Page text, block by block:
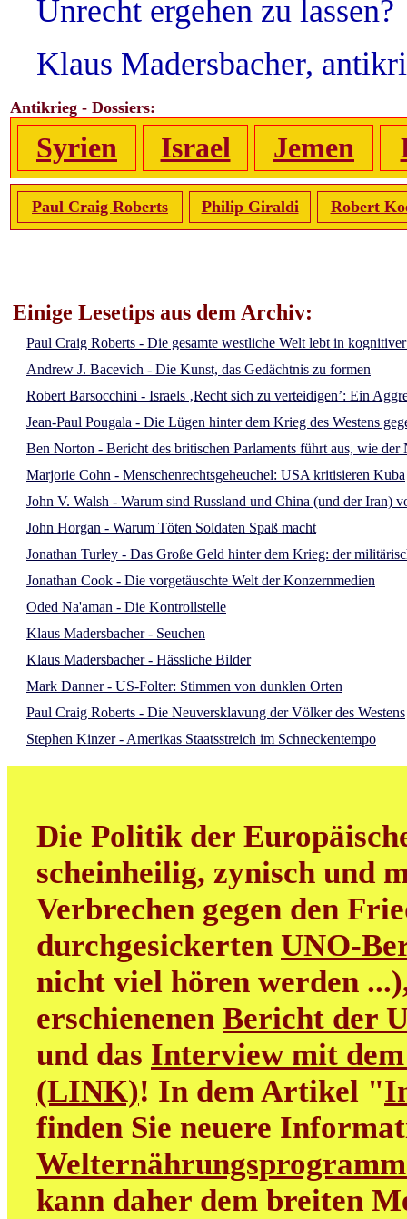
Unrecht ergehen zu lassen?
Klaus Madersbacher,
Antikrieg - Dossiers:
Syrien Israel Jemen
Paul Craig Roberts Philip Giraldi Robert
Einige Lesetips aus dem Archiv:
Paul Craig Roberts - Die gesamte westliche Welt lebt in
Andrew J. Bacevich - Die Kunst, das Gedächtnis zu formen
Robert Barsocchini - Israels ‚Recht sich zu verteidigen’: Ein
Jean-Paul Pougala - Die Lügen hinter dem Krieg des Westens
Ben Norton - Bericht des britischen Parlaments führt aus, wie
Marjorie Cohn - Menschenrechtsgeheuchel: USA kritisieren Kuba
John V. Walsh - Warum sind Russland und China (und der Iran)
John Horgan - Warum Töten Soldaten Spaß macht
Jonathan Turley - Das Große Geld hinter dem Krieg: der
Jonathan Cook - Die vorgetäuschte Welt der Konzernmedien
Oded Na'aman - Die Kontrollstelle
Klaus Madersbacher - Seuchen
Klaus Madersbacher - Hässliche Bilder
Mark Danner - US-Folter: Stimmen von dunklen Orten
Paul Craig Roberts - Die Neuversklavung der Völker des Westens
Stephen Kinzer - Amerikas Staatsstreich im Schneckentempo
Die Politik der
scheinheilig, zynisch und
Verbrechen gegen den
durchgesickerten UNO-
nicht viel hören werden
erschienenen Bericht der
und das Interview mit
(LINK)! In dem Artikel "
finden Sie neuere
kann daher dem breiten